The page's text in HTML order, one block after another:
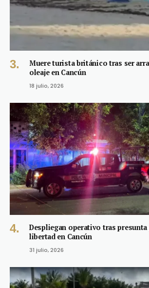
Muere turista británico tras ser
oleaje en Cancún
18 julio, 2026
Despliegan operativo tras
libertad en Cancún
31 julio, 2026